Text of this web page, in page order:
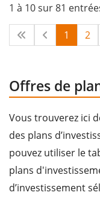
1 à 10 sur 81
1 2
Offres de
Vous trouverez ici
des plans
pouvez utiliser le
plans
d’investissement